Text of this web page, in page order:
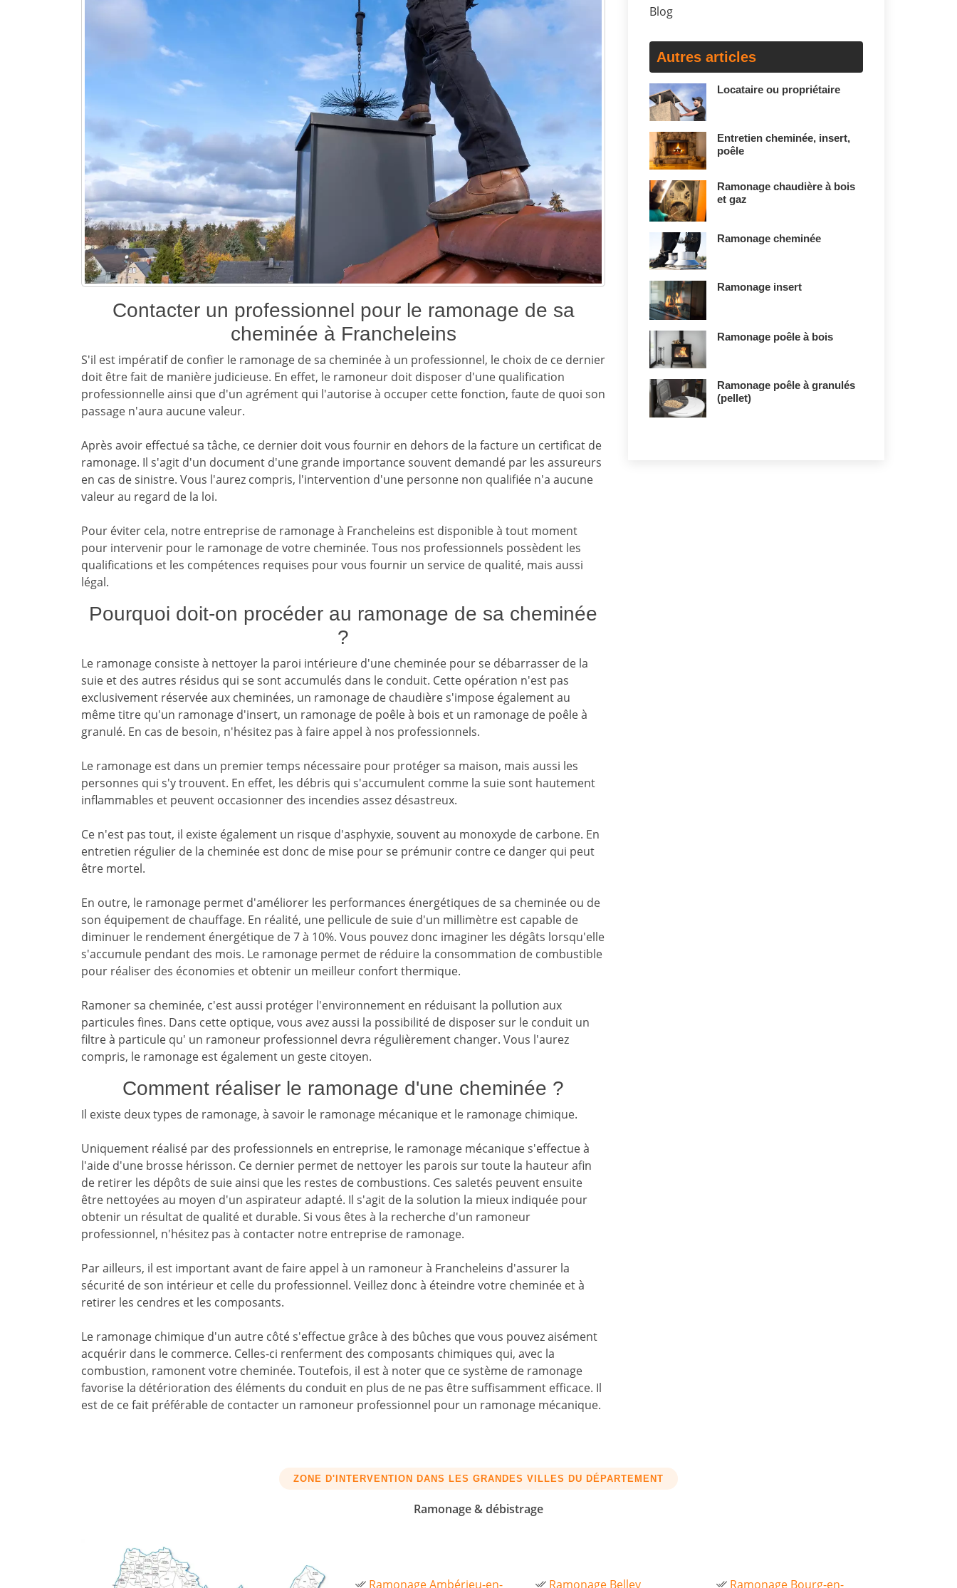
Contacter un professionnel pour le ramonage de sa
cheminée à Francheleins
S'il est impératif de confier le ramonage de sa cheminée à un professionnel, le choix de ce dernier
doit être fait de manière judicieuse. En effet, le ramoneur doit disposer d'une qualification
professionnelle ainsi que d'un agrément qui l'autorise à occuper cette fonction, faute de quoi son
passage n'aura aucune valeur.
Après avoir effectué sa tâche, ce dernier doit vous fournir en dehors de la facture un certificat de
ramonage. Il s'agit d'un document d'une grande importance souvent demandé par les assureurs
en cas de sinistre. Vous l'aurez compris, l'intervention d'une personne non qualifiée n'a aucune
valeur au regard de la loi.
Pour éviter cela, notre entreprise de ramonage à Francheleins est disponible à tout moment
pour intervenir pour le ramonage de votre cheminée. Tous nos professionnels possèdent les
qualifications et les compétences requises pour vous fournir un service de qualité, mais aussi
légal.
Pourquoi doit-on procéder au ramonage de sa cheminée
?
Le ramonage consiste à nettoyer la paroi intérieure d'une cheminée pour se débarrasser de la
suie et des autres résidus qui se sont accumulés dans le conduit. Cette opération n'est pas
exclusivement réservée aux cheminées, un ramonage de chaudière s'impose également au
même titre qu'un ramonage d'insert, un ramonage de poêle à bois et un ramonage de poêle à
granulé. En cas de besoin, n'hésitez pas à faire appel à nos professionnels.
Le ramonage est dans un premier temps nécessaire pour protéger sa maison, mais aussi les
personnes qui s'y trouvent. En effet, les débris qui s'accumulent comme la suie sont hautement
inflammables et peuvent occasionner des incendies assez désastreux.
Ce n'est pas tout, il existe également un risque d'asphyxie, souvent au monoxyde de carbone. En
entretien régulier de la cheminée est donc de mise pour se prémunir contre ce danger qui peut
être mortel.
En outre, le ramonage permet d'améliorer les performances énergétiques de sa cheminée ou de
son équipement de chauffage. En réalité, une pellicule de suie d'un millimètre est capable de
diminuer le rendement énergétique de 7 à 10%. Vous pouvez donc imaginer les dégâts lorsqu'elle
s'accumule pendant des mois. Le ramonage permet de réduire la consommation de combustible
pour réaliser des économies et obtenir un meilleur confort thermique.
Ramoner sa cheminée, c'est aussi protéger l'environnement en réduisant la pollution aux
particules fines. Dans cette optique, vous avez aussi la possibilité de disposer sur le conduit un
filtre à particule qu' un ramoneur professionnel devra régulièrement changer. Vous l'aurez
compris, le ramonage est également un geste citoyen.
Comment réaliser le ramonage d'une cheminée ?
Il existe deux types de ramonage, à savoir le ramonage mécanique et le ramonage chimique.
Uniquement réalisé par des professionnels en entreprise, le ramonage mécanique s'effectue à
l'aide d'une brosse hérisson. Ce dernier permet de nettoyer les parois sur toute la hauteur afin
de retirer les dépôts de suie ainsi que les restes de combustions. Ces saletés peuvent ensuite
être nettoyées au moyen d'un aspirateur adapté. Il s'agit de la solution la mieux indiquée pour
obtenir un résultat de qualité et durable. Si vous êtes à la recherche d'un ramoneur
professionnel, n'hésitez pas à contacter notre entreprise de ramonage.
Par ailleurs, il est important avant de faire appel à un ramoneur à Francheleins d'assurer la
sécurité de son intérieur et celle du professionnel. Veillez donc à éteindre votre cheminée et à
retirer les cendres et les composants.
Le ramonage chimique d'un autre côté s'effectue grâce à des bûches que vous pouvez aisément
acquérir dans le commerce. Celles-ci renferment des composants chimiques qui, avec la
combustion, ramonent votre cheminée. Toutefois, il est à noter que ce système de ramonage
favorise la détérioration des éléments du conduit en plus de ne pas être suffisamment efficace. Il
est de ce fait préférable de contacter un ramoneur professionnel pour un ramonage mécanique.
Blog
Autres articles
Locataire ou propriétaire
Entretien cheminée, insert,
poêle
Ramonage chaudière à bois
et gaz
Ramonage cheminée
Ramonage insert
Ramonage poêle à bois
Ramonage poêle à granulés
(pellet)
ZONE D'INTERVENTION DANS LES GRANDES VILLES DU DÉPARTEMENT
Ramonage & débistrage
Ramonage Ambérieu-en- Ramonage Belley Ramonage Bourg-en-